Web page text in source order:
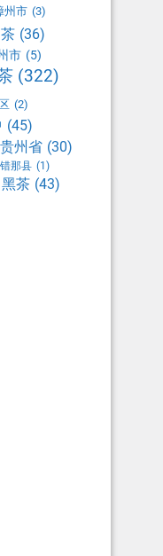
州市 (3)
(36)
市 (5)
(322)
(2)
(45)
贵州省 (30)
错那县 (1)
黑茶 (43)